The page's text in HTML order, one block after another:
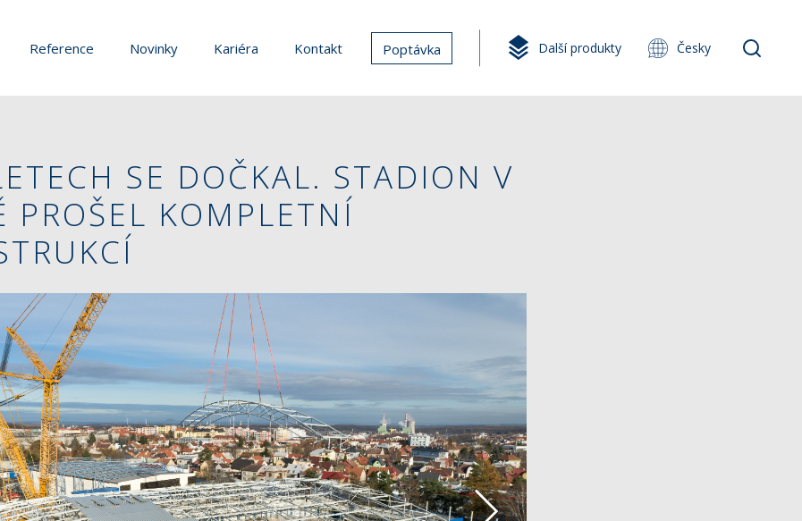
Reference Novinky Kariéra Kontakt Poptávka Další produkty Česky
SE DOČKAL. STADION V
PROŠEL KOMPLETNÍ